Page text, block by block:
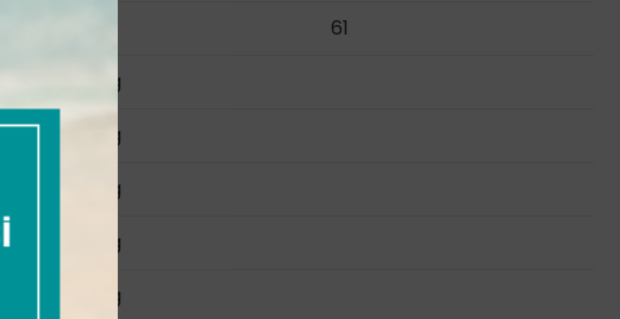
61
0,0 g
0,0 g
7,6 g
0,0 g
0,0 g